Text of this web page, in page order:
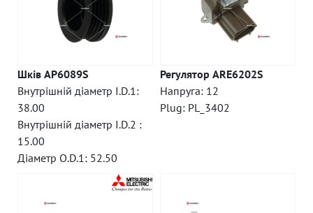
Шків AP6089S
Внутрішній діаметр I.D.1:
38.00
Внутрішній діаметр I.D.2 :
15.00
Діаметр O.D.1: 52.50
Регулятор ARE6202S
Напруга: 12
Plug: PL_3402